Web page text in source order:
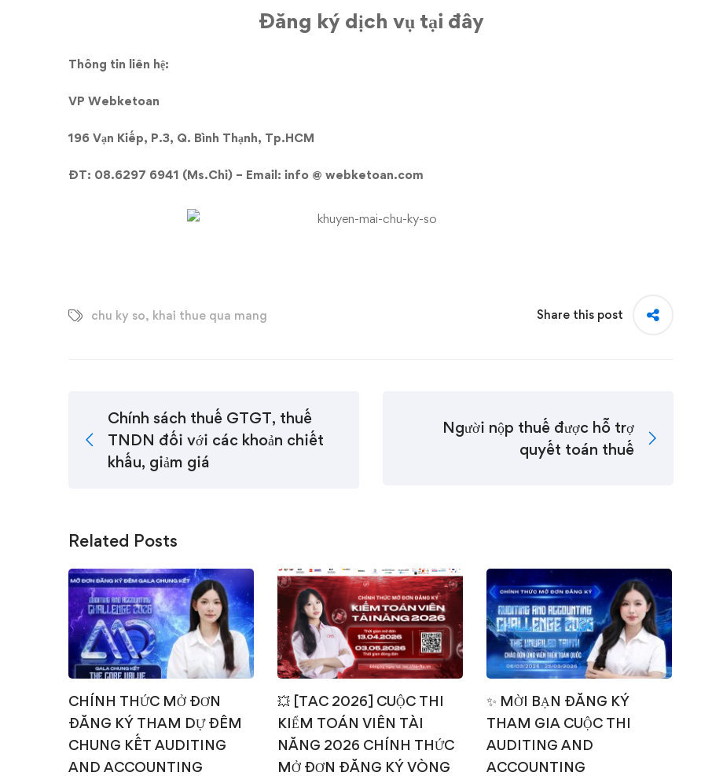
Đăng ký dịch vụ tại đây
Thông tin liên hệ:
VP Webketoan
196 Vạn Kiếp, P.3, Q. Bình Thạnh, Tp.HCM
ĐT: 08.6297 6941 (Ms.Chi) – Email: info @ webketoan.com
chu ky so, khai thue qua mang Share this post
Chính sách thuế GTGT, thuế
TNDN đối với các khoản chiết
khấu, giảm giá
Người nộp thuế được hỗ trợ
quyết toán thuế
Related Posts
CHÍNH THỨC MỞ ĐƠN
ĐĂNG KÝ THAM DỰ ĐÊM
CHUNG KẾT AUDITING
AND ACCOUNTING
💥 [TAC 2026] CUỘC THI
KIỂM TOÁN VIÊN TÀI
NĂNG 2026 CHÍNH THỨC
MỞ ĐƠN ĐĂNG KÝ VÒNG
✨ MỜI BẠN ĐĂNG KÝ
THAM GIA CUỘC THI
AUDITING AND
ACCOUNTING